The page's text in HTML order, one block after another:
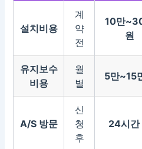
설치비용
계
약
전
10만
원
유지보수
비용
월
별
5만~15
A/S 방문
신
청
후
24시간